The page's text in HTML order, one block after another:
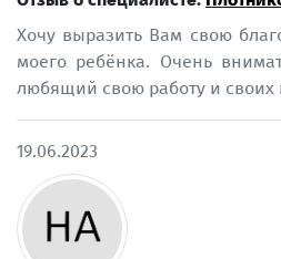
Хочу выразить Вам свою
моего ребёнка. Очень
любящий свою работу и своих
19.06.2023